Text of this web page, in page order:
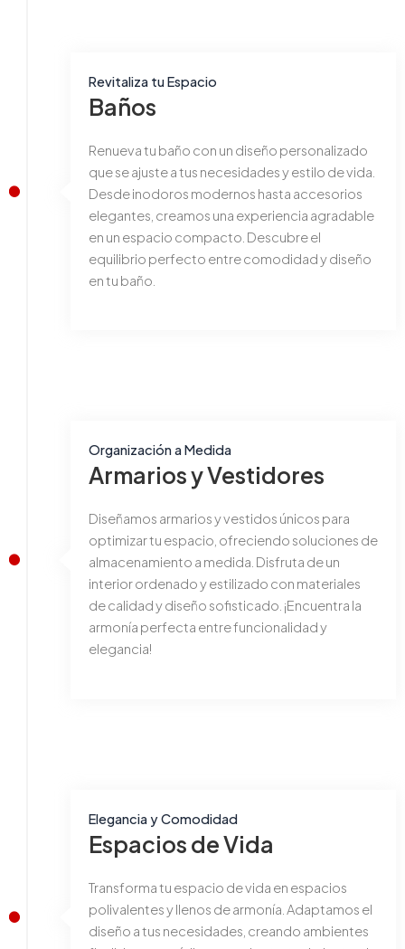
Revitaliza tu Espacio
Baños
Renueva tu baño con un diseño personalizado
que se ajuste a tus necesidades y estilo de vida.
Desde inodoros modernos hasta accesorios
elegantes, creamos una experiencia agradable
en un espacio compacto. Descubre el
equilibrio perfecto entre comodidad y diseño
en tu baño.
Organización a Medida
Armarios y Vestidores
Diseñamos armarios y vestidos únicos para
optimizar tu espacio, ofreciendo soluciones de
almacenamiento a medida. Disfruta de un
interior ordenado y estilizado con materiales
de calidad y diseño sofisticado. ¡Encuentra la
armonía perfecta entre funcionalidad y
elegancia!
Elegancia y Comodidad
Espacios de Vida
Transforma tu espacio de vida en espacios
polivalentes y llenos de armonía. Adaptamos el
diseño a tus necesidades, creando ambientes